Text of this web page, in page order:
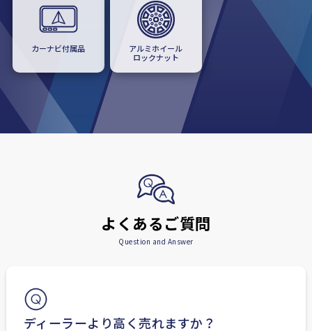
カーナビ付属品
アルミホイール
ロックナット
よくあるご質問
Question and Answer
ディーラーより高く売れますか？